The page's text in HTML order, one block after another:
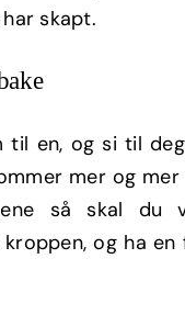
skapt.
til en, og si til
mer og mer
så skal du
kroppen, og ha